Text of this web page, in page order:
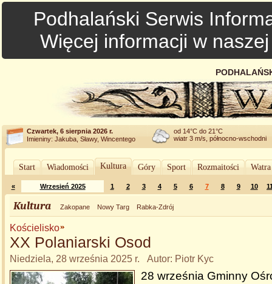
Podhalański Serwis
Więcej informacji w
Czwartek, 6 sierpnia 2026 r.
Imieniny: Jakuba, Sławy, Wincentego
od 14°C do 21°C
wiatr 3 m/s, północno-wschodni
Start Wiadomości Kultura Góry Sport Rozmaitości
« Wrzesień 2025 1 2 3 4 5 6 7 8 9 10
Kultura Zakopane Nowy Targ Rabka-Zdrój
Kościelisko
XX Polaniarski Osod
Niedziela, 28 września 2025 r. Autor: Piotr Kyc
28 września Gminny